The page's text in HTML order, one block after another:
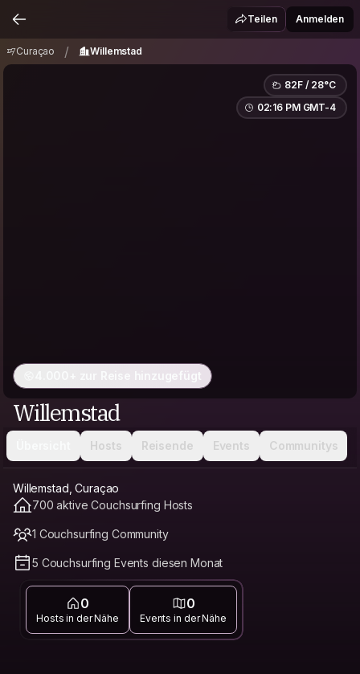
Teilen Anmelden
Curaçao / Willemstad
82F / 28°C
02:16 PM GMT-4
4.000+ zur Reise hinzugefügt
Willemstad
Hosts Reisende Events Communitys
Willemstad, Curaçao
700 aktive Couchsurfing Hosts
1 Couchsurfing Community
5 Couchsurfing Events diesen Monat
0
Hosts in der Nähe
0
Events in der Nähe